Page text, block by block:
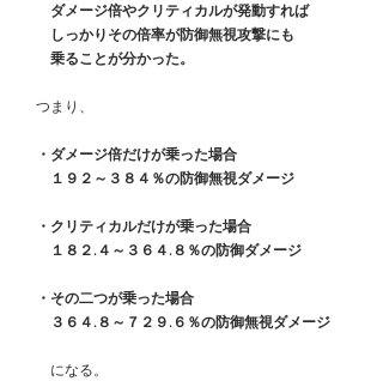
ダメージ倍やクリティカルが発動すれば
しっかりその倍率が防御無視攻撃にも
乗ることが分かった。
つまり、
・ダメージ倍だけが乗った場合
１９２～３８４％の防御無視ダメージ
・クリティカルだけが乗った場合
１８２.４～３６４.８％の防御ダメージ
・その二つが乗った場合
３６４.８～７２９.６％の防御無視ダメージ
になる。